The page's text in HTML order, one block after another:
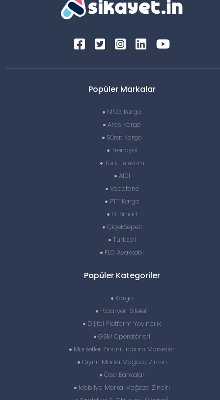
Popüler Markalar
MNG Kargo
Aras Kargo
Sürat Kargo
Trendyol
Türk Telekom
A101
Vodafone
PTT Kargo
D-Smart
ÇiçekSepeti
Turkcell
FLO Ayakkabı
Popüler Kategoriler
Kargo
Pazaryeri Siteleri
Dijital Platform Yayıncılık
GSM Operatörleri
Marketler Zinciri-İndirim Marketler
Giyim Marka Mağaza Zinciri
Özel Bankalar
Mobilya Marka Mağaza Zinciri